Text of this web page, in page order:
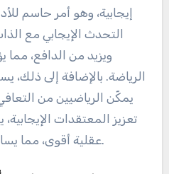
إيجابية، وهو أمر حاسم
التحدث الإيجابي مع
ويزيد من الدافع، مما
الرياضة. بالإضافة إلى ذلك،
يمكّن الرياضيين من
تعزيز المعتقدات
عقلية أقوى، مما يساهم في نجاحهم في النهاية.